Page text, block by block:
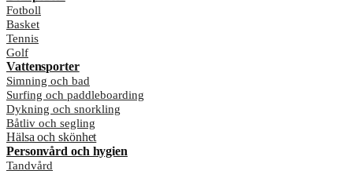
Fotboll
Basket
Tennis
Golf
Vattensporter
Simning och bad
Surfing och paddleboarding
Dykning och snorkling
Båtliv och segling
Hälsa och skönhet
Personvård och hygien
Tandvård